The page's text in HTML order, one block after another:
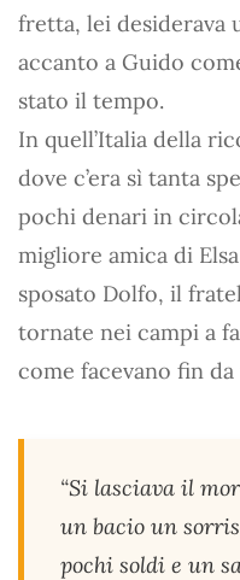
fretta, lei desiderava
accanto a Guido
stato il tempo.
In quell’Italia della
dove c’era sì tanta
pochi denari in
migliore amica di
sposato Dolfo, il
tornate nei campi a
come facevano fin da
“Si lasciava il
un bacio un
pochi soldi e un